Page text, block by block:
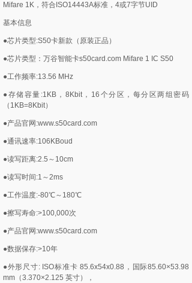
Mifare 1K，符合ISO14443A标准，4或7字节UID
基本信息
●芯片类型:S50卡新款（原装正品）
●芯片类型：万谷智能卡s50card.com Mifare 1 IC S50
●工作频率:13.56 MHz
●存储容量:1KB，8Kbit，16个分区，每分区两组密码
（1KB=8Kbit）
●产品官网:www.s50card.com
●通讯速率:106KBoud
●读写距离:2.5～10cm
●读写时间:1～2ms
●工作温度:-80℃～180℃
●擦写寿命:>100,000次
●产品官网:www.s50card.com
●数据保存:>10年
●外形尺寸: ISO标准卡 85.6x54x0.88，国际85.60×53.98
mm（3.370×2.125 英寸），